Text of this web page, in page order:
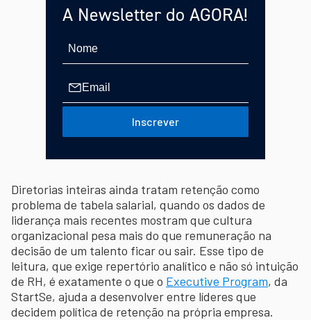
A Newsletter do AGORA!
Inscrever
Diretorias inteiras ainda tratam retenção como
problema de tabela salarial, quando os dados de
liderança mais recentes mostram que cultura
organizacional pesa mais do que remuneração na
decisão de um talento ficar ou sair. Esse tipo de
leitura, que exige repertório analítico e não só intuição
de RH, é exatamente o que o Executive Program, da
StartSe, ajuda a desenvolver entre líderes que
decidem política de retenção na própria empresa.